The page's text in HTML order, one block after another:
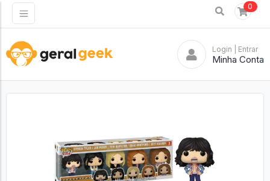
0
Login | Entrar
Minha Conta